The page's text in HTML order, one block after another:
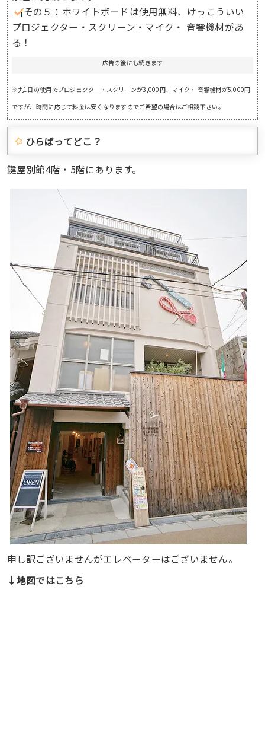
その５：ホワイトボードは使用無料、けっこういい
プロジェクター・スクリーン・マイク・ 音響機材があ
る！
広告の後にも続きます
※丸1日の使用でプロジェクター・スクリーンが3,000円、マイク・ 音響機材が5,000円
ですが、時間に応じて料金は安くなりますのでご希望の場合はご相談下さい。
ひらばってどこ？
鍵屋別館4階・5階にあります。
申し訳ございませんがエレベーターはございません。
↓地図ではこちら